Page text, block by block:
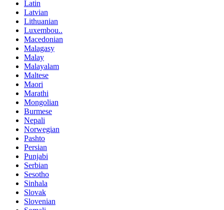
Latin
Latvian
Lithuanian
Luxembou..
Macedonian
Malagasy
Malay
Malayalam
Maltese
Maori
Marathi
Mongolian
Burmese
Nepali
Norwegian
Pashto
Persian
Punjabi
Serbian
Sesotho
Sinhala
Slovak
Slovenian